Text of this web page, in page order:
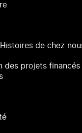
de chez
des projets